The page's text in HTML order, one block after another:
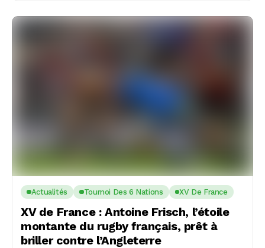
Actualités Tournoi Des 6 Nations XV De France
XV de France : Antoine Frisch, l’étoile
montante du rugby français, prêt à
briller contre l’Angleterre